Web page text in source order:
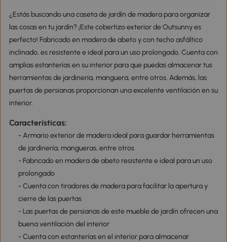
¿Estás buscando una caseta de jardín de madera para organizar
las cosas en tu jardín? ¡Este cobertizo exterior de Outsunny es
perfecto! Fabricado en madera de abeto y con techo asfáltico
inclinado, es resistente e ideal para un uso prolongado. Cuenta con
amplias estanterías en su interior para que puedas almacenar tus
herramientas de jardinería, manguera, entre otros. Además, las
puertas de persianas proporcionan una excelente ventilación en su
interior.
Características:
- Armario exterior de madera ideal para guardar herramientas
de jardinería, mangueras, entre otros
- Fabricado en madera de abeto resistente e ideal para un uso
prolongado
- Cuenta con tiradores de madera para facilitar la apertura y
cierre de las puertas
- Las puertas de persianas de este mueble de jardín ofrecen una
buena ventilación del interior
- Cuenta con estanterías en el interior para almacenar